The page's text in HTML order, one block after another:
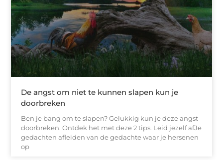
De angst om niet te kunnen slapen kun je
doorbreken
Ben je bang om te slapen? Gelukkig kun je deze angst
doorbreken. Ontdek het met deze 2 tips. Leid jezelf afJe
gedachten afleiden van de gedachte waar je hersenen
op